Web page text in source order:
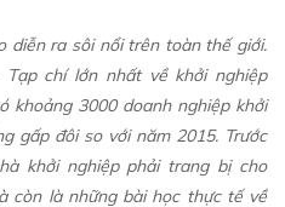
diễn ra sôi nổi trên toàn thế giới.
chí lớn nhất về khởi nghiệp
khoảng 3000 doanh nghiệp khởi
gấp đôi so với năm 2015. Trước
khởi nghiệp phải trang bị cho
còn là những bài học thực tế về